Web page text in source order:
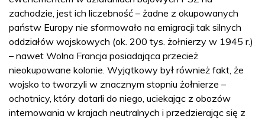
zachodzie, jest ich liczebność – żadne z okupowanych
państw Europy nie sformowało na emigracji tak silnych
oddziałów wojskowych (ok. 200 tys. żołnierzy w 1945 r.)
– nawet Wolna Francja posiadająca przecież
nieokupowane kolonie. Wyjątkowy był również fakt, że
wojsko to tworzyli w znacznym stopniu żołnierze –
ochotnicy, który dotarli do niego, uciekając z obozów
internowania w krajach neutralnych i przedzierając się z